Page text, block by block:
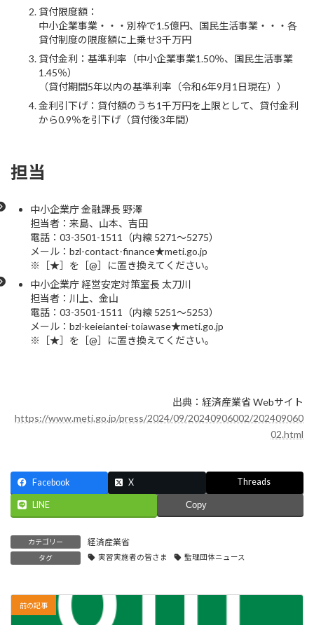
貸付限度額：
中小企業事業・・・別枠で1.5億円、国民生活事業・・・各
貸付制度の限度額に上乗せ3千万円
貸付金利：基準利率（中小企業事業1.50％、国民生活事業
1.45％）
（貸付期間5年以内の基準利率（令和6年9月1日現在））
金利引下げ：貸付額のうち1千万円を上限として、貸付金利
から0.9％を引下げ（貸付後3年間）
担当
中小企業庁 金融課長 野澤
担当者：来島、山本、吉田
電話：03-3501-1511（内線 5271～5275）
メール：bzl-contact-finance★meti.go.jp
※［★］を［@］に置き換えてください。
中小企業庁 経営安定対策室長 太刀川
担当者：川上、金山
電話：03-3501-1511（内線 5251～5253）
メール：bzl-keieiantei-toiawase★meti.go.jp
※［★］を［@］に置き換えてください。
出典：経済産業省 Webサイト
https://www.meti.go.jp/press/2024/09/20240906002/202409060
02.html
Facebook X Threads
LINE Copy
カテゴリー 経済産業省
タグ 実習実施者の皆さま 監理団体ニュース
前の記事